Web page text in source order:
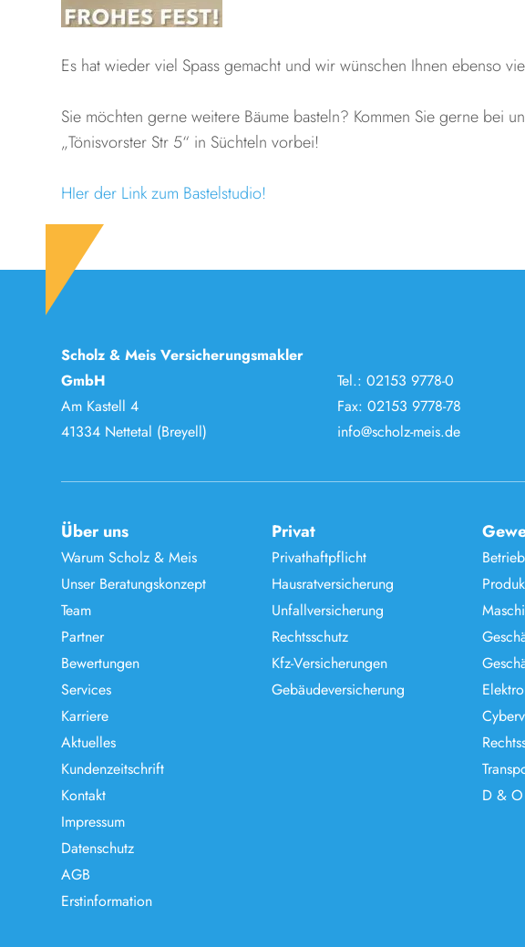
Es hat wieder viel Spass gemacht und wir wünschen Ihnen ebenso
Sie möchten gerne weitere Bäume basteln? Kommen Sie gerne bei
„Tönisvorster Str 5“ in Süchteln vorbei!
HIer der Link zum Bastelstudio!
Scholz & Meis Versicherungsmakler
GmbH
Am Kastell 4
41334 Nettetal (Breyell)
Tel.: 02153 9778-0
Fax: 02153 9778-78
info@scholz-meis.de
Über uns
Warum Scholz & Meis
Unser Beratungskonzept
Team
Partner
Bewertungen
Services
Karriere
Aktuelles
Kundenzeitschrift
Kontakt
Impressum
Datenschutz
AGB
Erstinformation
Privat
Privathaftpflicht
Hausratversicherung
Unfallversicherung
Rechtsschutz
Kfz-Versicherungen
Gebäudeversicherung
D & O